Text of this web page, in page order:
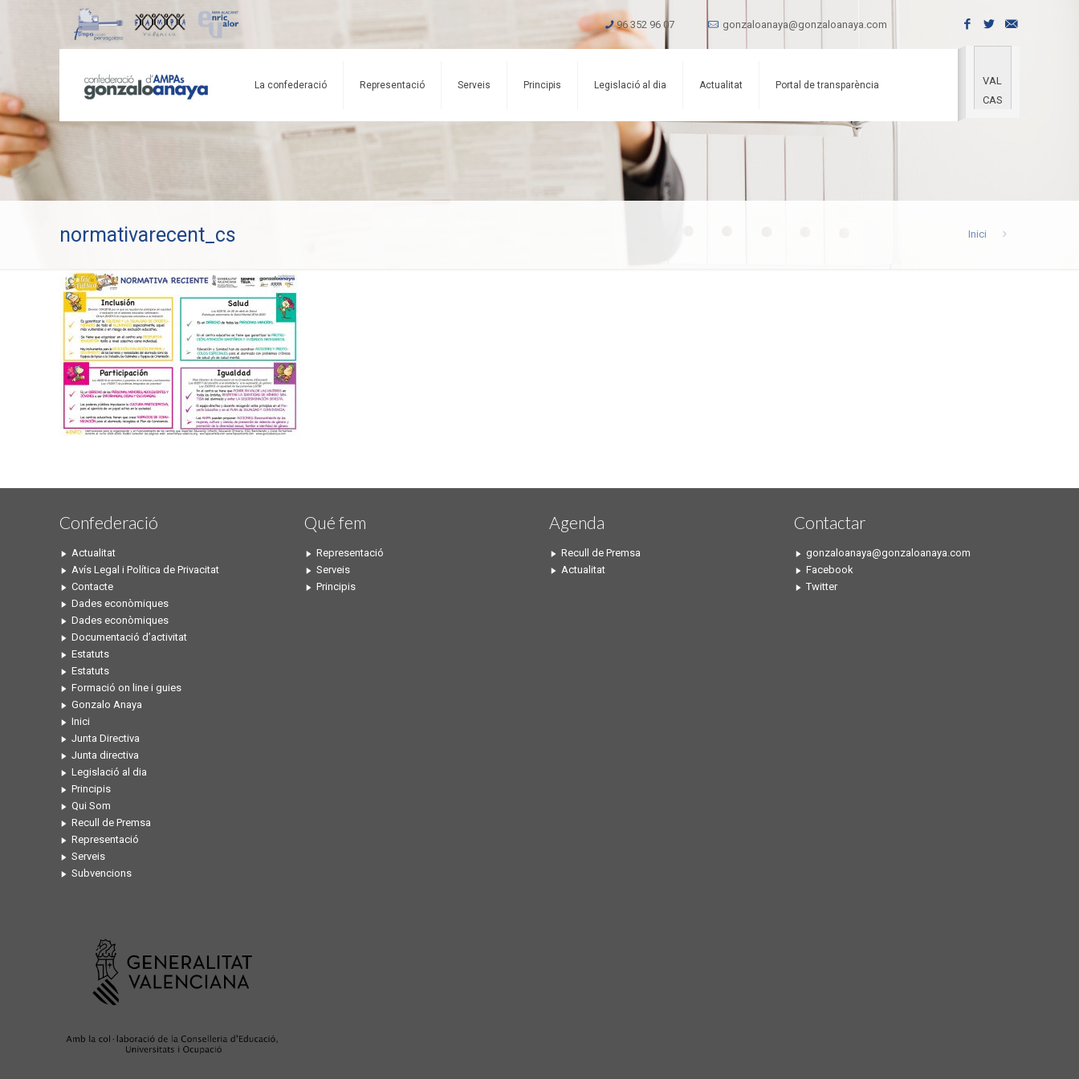
96 352 96 07 gonzaloanaya@gonzaloanaya.com
La confederació Representació Serveis Principis Legislació al dia Actualitat Portal de transparència
VAL
CAS
normativarecent_cs Inici
Confederació
Actualitat
Avís Legal i Política de Privacitat
Contacte
Dades econòmiques
Dades econòmiques
Documentació d’activitat
Estatuts
Estatuts
Formació on line i guies
Gonzalo Anaya
Inici
Junta Directiva
Junta directiva
Legislació al dia
Principis
Qui Som
Recull de Premsa
Representació
Serveis
Subvencions
Qué fem
Representació
Serveis
Principis
Agenda
Recull de Premsa
Actualitat
Contactar
gonzaloanaya@gonzaloanaya.com
Facebook
Twitter